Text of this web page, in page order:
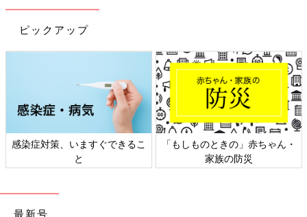
ピックアップ
感染症対策、いますぐできるこ
と
「もしものときの」赤ちゃん・
家族の防災
最新号